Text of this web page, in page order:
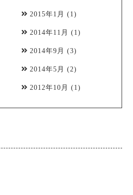
2015年1月 (1)
2014年11月 (1)
2014年9月 (3)
2014年5月 (2)
2012年10月 (1)